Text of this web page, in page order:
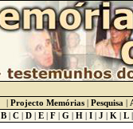
| Projecto Memórias | Pesquisa |
B | C | D | E | F | G | H | I | J | K | L